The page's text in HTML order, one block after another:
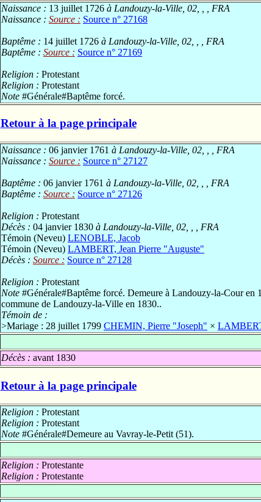
Naissance : 13 juillet 1726 à Landouzy-la-Ville, 02, , , FRA
Naissance : Source : Source n° 27168
Baptême : 14 juillet 1726 à Landouzy-la-Ville, 02, , , FRA
Baptême : Source : Source n° 27169
Religion : Protestant
Religion : Protestant
Note #Générale#Baptême forcé.
Retour à la page principale
Naissance : 06 janvier 1761 à Landouzy-la-Ville, 02, , , FRA
Naissance : Source : Source n° 27127
Baptême : 06 janvier 1761 à Landouzy-la-Ville, 02, , , FRA
Baptême : Source : Source n° 27126
Religion : Protestant
Décès : 04 janvier 1830 à Landouzy-la-Ville, 02, , , FRA
Témoin (Neveu) LENOBLE, Jacob
Témoin (Neveu) LAMBERT, Jean Pierre "Auguste"
Décès : Source : Source n° 27128
Religion : Protestant
Note #Générale#Baptême forcé. Demeure à Landouzy-la-Cour en
commune de Landouzy-la-Ville en 1830..
Témoin de :
>Mariage : 28 juillet 1799 CHEMIN, Pierre "Joseph" ×
Décès : avant 1830
Retour à la page principale
Religion : Protestant
Religion : Protestant
Note #Générale#Demeure au Vavray-le-Petit (51).
Religion : Protestante
Religion : Protestante